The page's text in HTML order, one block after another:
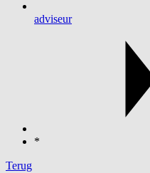
adviseur
*
Terug